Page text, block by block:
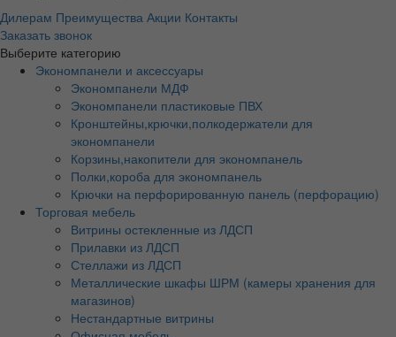
Дилерам Преимущества Акции Контакты
Заказать звонок
Выберите категорию
Экономпанели и аксессуары
Экономпанели МДФ
Экономпанели пластиковые ПВХ
Кронштейны,крючки,полкодержатели для
экономпанели
Корзины,накопители для экономпанель
Полки,короба для экономпанель
Крючки на перфорированную панель (перфорацию)
Торговая мебель
Витрины остекленные из ЛДСП
Прилавки из ЛДСП
Стеллажи из ЛДСП
Металлические шкафы ШРМ (камеры хранения для
магазинов)
Нестандартные витрины